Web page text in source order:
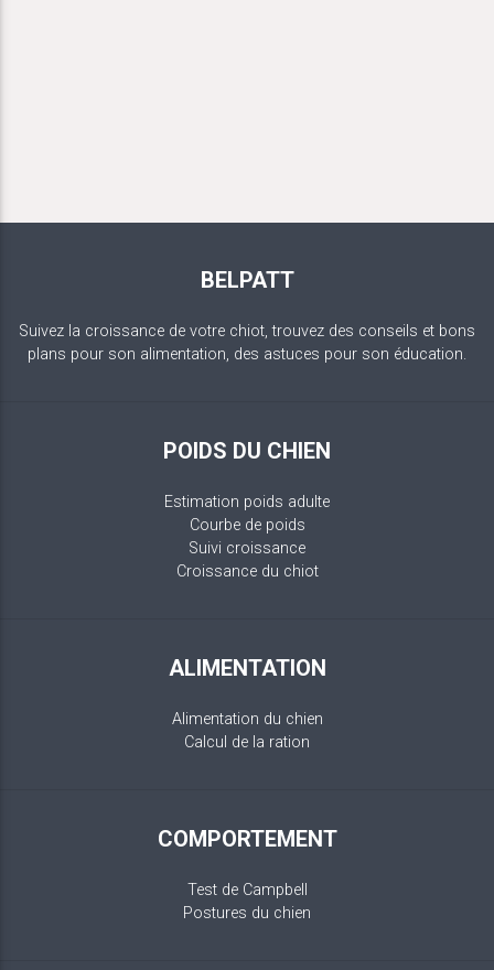
BELPATT
Suivez la croissance de votre chiot, trouvez des conseils et bons
plans pour son alimentation, des astuces pour son éducation.
POIDS DU CHIEN
Estimation poids adulte
Courbe de poids
Suivi croissance
Croissance du chiot
ALIMENTATION
Alimentation du chien
Calcul de la ration
COMPORTEMENT
Test de Campbell
Postures du chien